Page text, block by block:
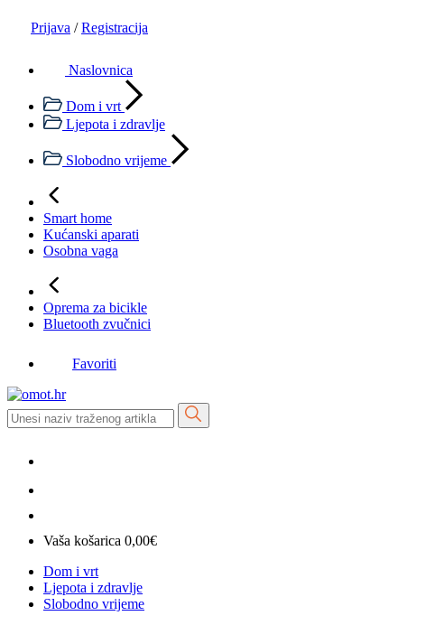
Prijava / Registracija
Naslovnica
Dom i vrt
Ljepota i zdravlje
Slobodno vrijeme
Smart home
Kućanski aparati
Osobna vaga
Oprema za bicikle
Bluetooth zvučnici
Favoriti
Vaša košarica 0,00€
Dom i vrt
Ljepota i zdravlje
Slobodno vrijeme